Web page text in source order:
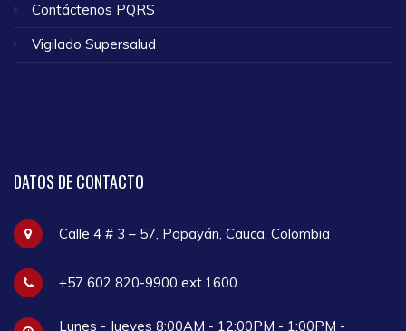
Contáctenos PQRS
Vigilado Supersalud
DATOS DE CONTACTO
Calle 4 # 3 – 57, Popayán, Cauca, Colombia
+57 602 820-9900 ext.1600
Lunes - Jueves 8:00AM - 12:00PM - 1:00PM -